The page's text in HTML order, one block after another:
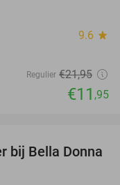
9.6 star
Regulier €21,95
€11 ,95
35%
bij Bella Donna